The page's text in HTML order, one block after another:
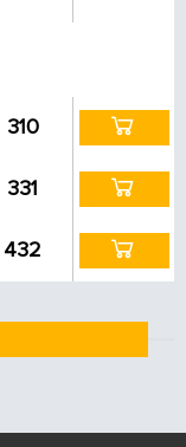
310
331
432